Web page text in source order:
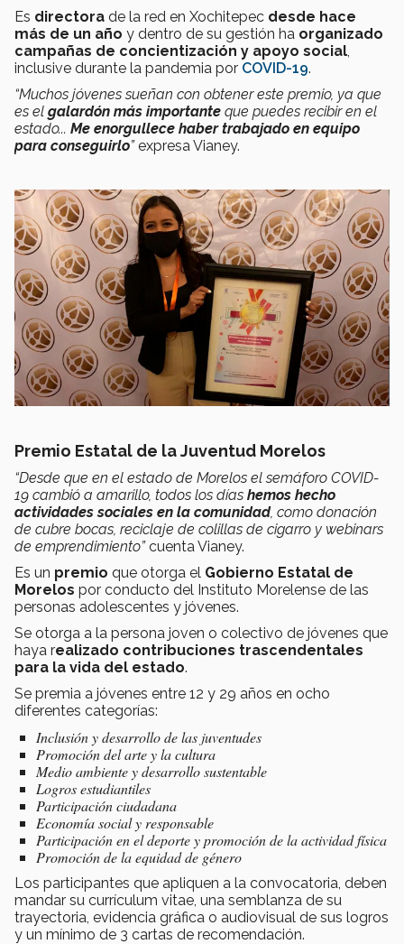
Es directora de la red en Xochitepec desde hace
más de un año y dentro de su gestión ha organizado
campañas de concientización y apoyo social
inclusive durante la pandemia por COVID-19.
“Muchos jóvenes sueñan con obtener este premio, ya que
es el galardón más importante que puedes recibir en el
estado... Me enorgullece haber trabajado en equipo
para conseguirlo”expresa Vianey.
Premio Estatal de la Juventud Morelos
“Desde que en el estado de Morelos el semáforo COVID-
19 cambió a amarillo, todos los días hemos hecho
actividades sociales en la comunidad, como donación
de cubre bocas, reciclaje de colillas de cigarro y webinars
de emprendimiento”cuenta Vianey.
Es un premio que otorga el Gobierno Estatal de
Morelos por conducto del Instituto Morelense de las
personas adolescentes y jóvenes.
Se otorga a la persona joven o colectivo de jóvenes que
haya realizado contribuciones trascendentales
para la vida del estado.
Se premia a jóvenes entre 12 y 29 años en ocho
diferentes categorías:
Inclusión y desarrollo de las juventudes
Promoción del arte y la cultura
Medio ambiente y desarrollo sustentable
Logros estudiantiles
Participación ciudadana
Economía social y responsable
Participación en el deporte y promoción de la actividad física
Promoción de la equidad de género
Los participantes que apliquen a la convocatoria, deben
mandar su currículum vitae, una semblanza de su
trayectoria, evidencia gráfica o audiovisual de sus logros
y un mínimo de 3 cartas de recomendación.